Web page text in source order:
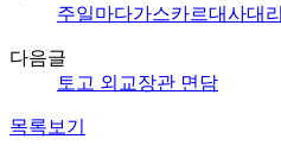
주일마다가스카르대사대
다음글
토고 외교장관 면담
목록보기